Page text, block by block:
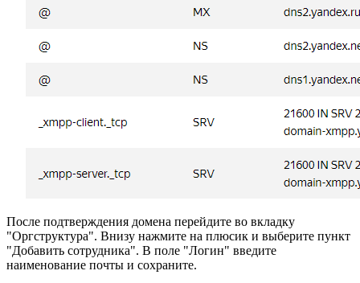
После подтверждения домена перейдите во вкладку
"Оргструктура". Внизу нажмите на плюсик и выберите пункт
"Добавить сотрудника". В поле "Логин" введите
наименование почты и сохраните.